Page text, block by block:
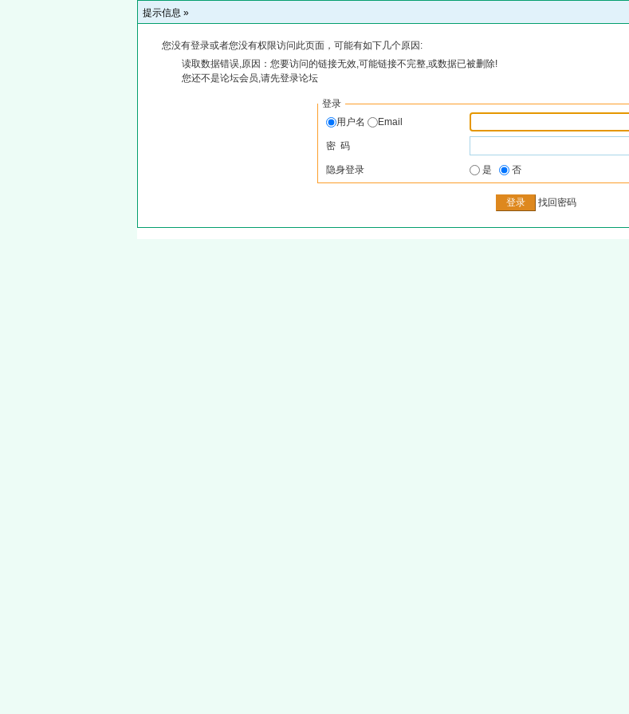
提示信息 »
您没有登录或者您没有权限访问此页面，可能有如下几个原因:
读取数据错误,原因：您要访问的链接无效,可能链接不完整,或数据已被删除!
您还不是论坛会员,请先登录论坛
登录
用户名
Email
密 码
隐身登录 是 否
找回密码